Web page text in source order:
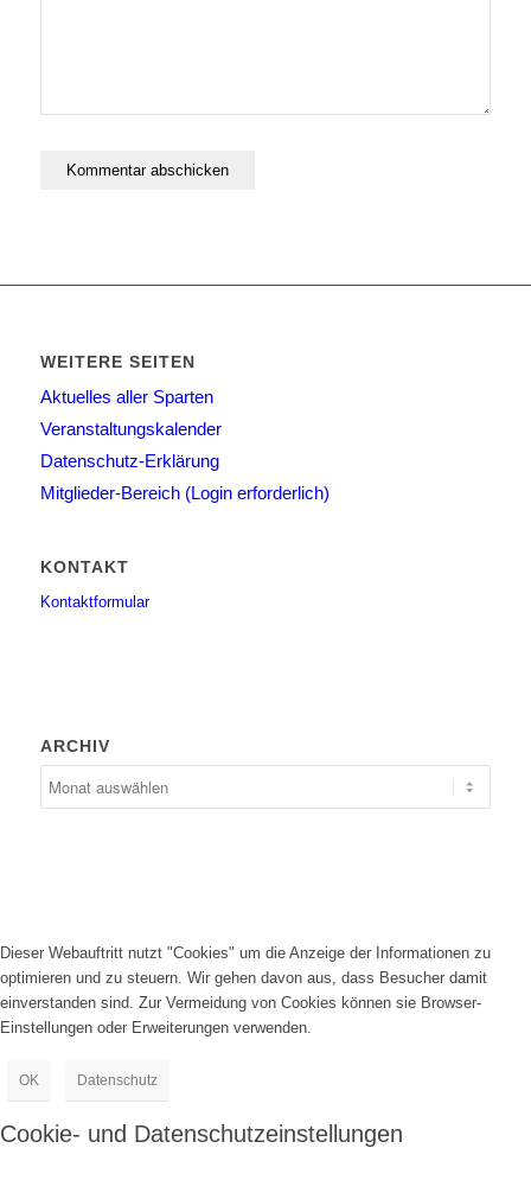
WEITERE SEITEN
Aktuelles aller Sparten
Veranstaltungskalender
Datenschutz-Erklärung
Mitglieder-Bereich (Login erforderlich)
KONTAKT
Kontaktformular
ARCHIV
Dieser Webauftritt nutzt "Cookies" um die Anzeige der Informationen zu
optimieren und zu steuern. Wir gehen davon aus, dass Besucher damit
einverstanden sind. Zur Vermeidung von Cookies können sie Browser-
Einstellungen oder Erweiterungen verwenden.
OK Datenschutz
Cookie- und Datenschutzeinstellungen